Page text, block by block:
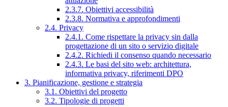
2.3.7. Obiettivi accessibilità
2.3.8. Normativa e approfondimenti
2.4. Privacy
2.4.1. Come rispettare la privacy sin dalla
progettazione di un sito o servizio digitale
2.4.2. Richiedi il consenso quando necessario
2.4.3. Le basi del sito web: architettura,
informativa privacy, riferimenti DPO
3. Pianificazione, gestione e strategia
3.1. Obiettivi del progetto
3.2. Tipologie di progetti